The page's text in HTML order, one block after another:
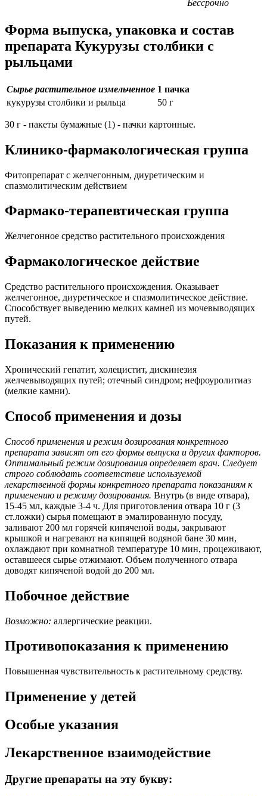
Бессрочно
Форма выпуска, упаковка и состав
препарата Кукурузы столбики с
рыльцами
Сырье растительное измельченное 1 пачка
кукурузы столбики и рыльца
50 г
30 г - пакеты бумажные (1) - пачки картонные.
Клинико-фармакологическая группа
Фитопрепарат с желчегонным, диуретическим и
спазмолитическим действием
Фармако-терапевтическая группа
Желчегонное средство растительного происхождения
Фармакологическое действие
Средство растительного происхождения. Оказывает
желчегонное, диуретическое и спазмолитическое действие.
Способствует выведению мелких камней из мочевыводящих
путей.
Показания к применению
Хронический гепатит, холецистит, дискинезия
желчевыводящих путей; отечный синдром; нефроуролитиаз
(мелкие камни).
Способ применения и дозы
Способ применения и режим дозирования конкретного
препарата зависят от его формы выпуска и других факторов.
Оптимальный режим дозирования определяет врач. Следует
строго соблюдать соответствие используемой
лекарственной формы конкретного препарата показаниям к
применению и режиму дозирования. Внутрь (в виде отвара),
15-45 мл, каждые 3-4 ч. Для приготовления отвара 10 г (3
ст.ложки) сырья помещают в эмалированную посуду,
заливают 200 мл горячей кипяченой воды, закрывают
крышкой и нагревают на кипящей водяной бане 30 мин,
охлаждают при комнатной температуре 10 мин, процеживают,
оставшееся сырье отжимают. Объем полученного отвара
доводят кипяченой водой до 200 мл.
Побочное действие
Возможно: аллергические реакции.
Противопоказания к применению
Повышенная чувствительность к растительному средству.
Применение у детей
Особые указания
Лекарственное взаимодействие
Другие препараты на эту букву: